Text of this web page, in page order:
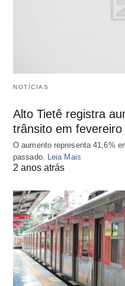
NOTÍCIAS
Alto Tietê registra
trânsito em fevereiro
O aumento representa 41,6%
passado.
Leia Mais
2 anos atrás